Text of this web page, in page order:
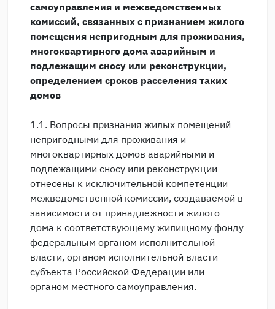
самоуправления и межведомственных
комиссий, связанных с признанием жилого
помещения непригодным для проживания,
многоквартирного дома аварийным и
подлежащим сносу или реконструкции,
определением сроков расселения таких
домов
1.1. Вопросы признания жилых помещений
непригодными для проживания и
многоквартирных домов аварийными и
подлежащими сносу или реконструкции
отнесены к исключительной компетенции
межведомственной комиссии, создаваемой в
зависимости от принадлежности жилого
дома к соответствующему жилищному фонду
федеральным органом исполнительной
власти, органом исполнительной власти
субъекта Российской Федерации или
органом местного самоуправления.